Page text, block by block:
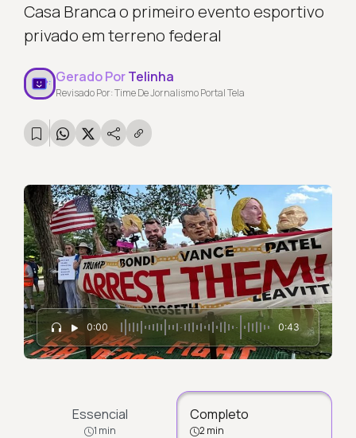
Casa Branca o primeiro evento esportivo
privado em terreno federal
Gerado PorTelinha
Revisado Por: Time De Jornalismo Portal Tela
0:00 0:43
Essencial
1 min
Completo
2 min